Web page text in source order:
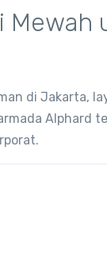
Mewah
di Jakarta,
Alphard